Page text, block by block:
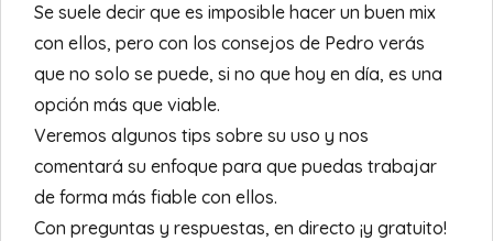
Se suele decir que es imposible hacer un buen mix
con ellos, pero con los consejos de Pedro verás
que no solo se puede, si no que hoy en día, es una
opción más que viable.
Veremos algunos tips sobre su uso y nos
comentará su enfoque para que puedas trabajar
de forma más fiable con ellos.
Con preguntas y respuestas, en directo ¡y gratuito!